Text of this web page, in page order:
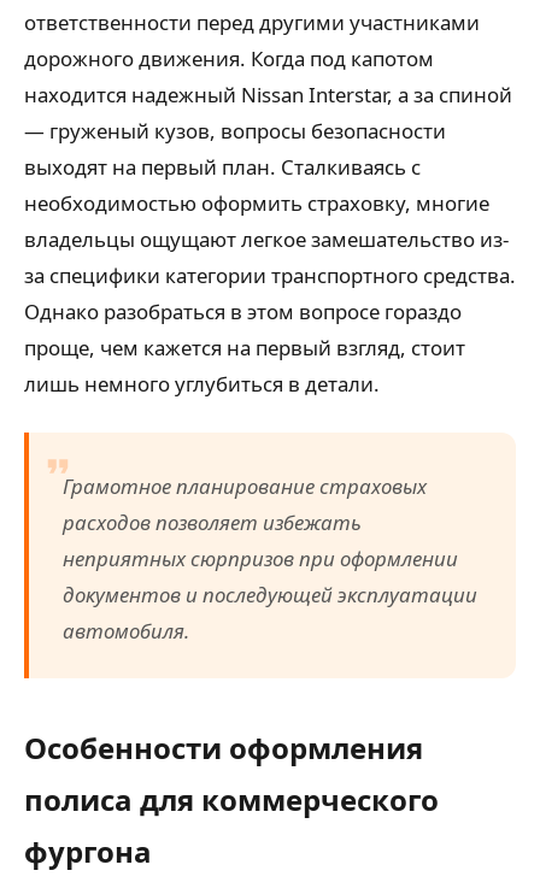
ответственности перед другими участниками
дорожного движения. Когда под капотом
находится надежный Nissan Interstar, а за спиной
— груженый кузов, вопросы безопасности
выходят на первый план. Сталкиваясь с
необходимостью оформить страховку, многие
владельцы ощущают легкое замешательство из-
за специфики категории транспортного средства.
Однако разобраться в этом вопросе гораздо
проще, чем кажется на первый взгляд, стоит
лишь немного углубиться в детали.
Грамотное планирование страховых
расходов позволяет избежать
неприятных сюрпризов при оформлении
документов и последующей эксплуатации
автомобиля.
Особенности оформления
полиса для коммерческого
фургона